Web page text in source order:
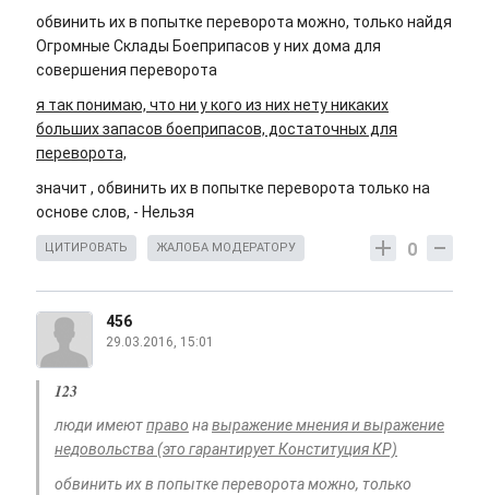
обвинить их в попытке переворота можно, только найдя
Огромные Склады Боеприпасов у них дома для
совершения переворота
я так понимаю, что ни у кого из них нету никаких
больших запасов боеприпасов, достаточных для
переворота,
значит , обвинить их в попытке переворота только на
основе слов, - Нельзя
0
ЦИТИРОВАТЬ ЖАЛОБА МОДЕРАТОРУ
456
29.03.2016, 15:01
123
люди имеютправо навыражение мнения и выражение
недовольства (это гарантирует Конституция КР)
обвинить их в попытке переворота можно, только